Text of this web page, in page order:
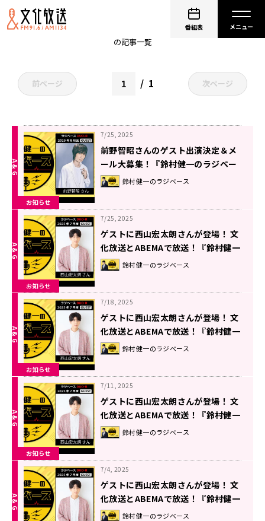
番組表
の記事一覧
前ページ 1 次ページ
お知らせ
7/25, 2025
前野智昭さんのゲスト出演決定＆メ
ール大募集！『鈴村健一のラジベー
ス』 鈴村健一のラジベース
お知らせ
7/25, 2025
ゲストに西山宏太朗さんが登場！ 文
化放送とABEMAで放送！『鈴村健一
のラジベース』#174
鈴村健一のラジベース
お知らせ
7/18, 2025
ゲストに西山宏太朗さんが登場！ 文
化放送とABEMAで放送！『鈴村健一
のラジベース』#173
鈴村健一のラジベース
お知らせ
7/11, 2025
ゲストに西山宏太朗さんが登場！ 文
化放送とABEMAで放送！『鈴村健一
のラジベース』#172
鈴村健一のラジベース
7/4, 2025
ゲストに西山宏太朗さんが登場！ 文
化放送とABEMAで放送！『鈴村健一
のラジベース』#171
鈴村健一のラジベース